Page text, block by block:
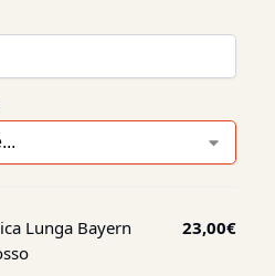
Lunga Bayern
23,00€